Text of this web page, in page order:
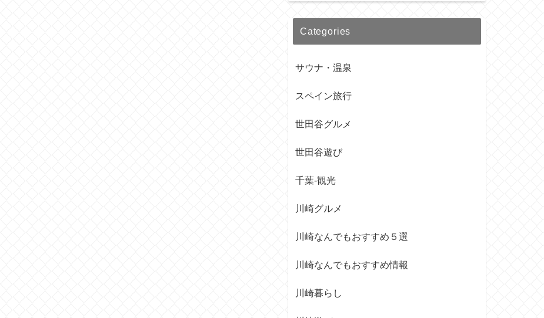
Categories
サウナ・温泉
スペイン旅行
世田谷グルメ
世田谷遊び
千葉-観光
川崎グルメ
川崎なんでもおすすめ５選
川崎なんでもおすすめ情報
川崎暮らし